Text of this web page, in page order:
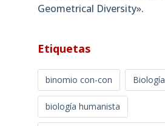
Geometrical Diversity»​.
Etiquetas
binomio con-con Biología
biología humanista